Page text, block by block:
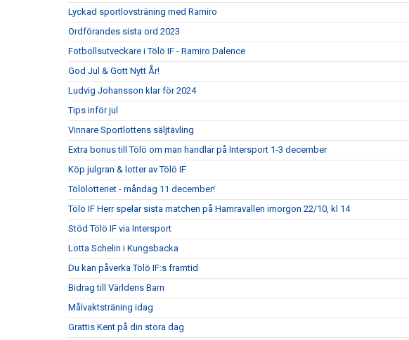
Lyckad sportlovsträning med Ramiro
Ordförandes sista ord 2023
Fotbollsutveckare i Tölö IF - Ramiro Dalence
God Jul & Gott Nytt År!
Ludvig Johansson klar för 2024
Tips inför jul
Vinnare Sportlottens säljtävling
Extra bonus till Tölö om man handlar på Intersport 1-3 december
Köp julgran & lotter av Tölö IF
Tölölotteriet - måndag 11 december!
Tölö IF Herr spelar sista matchen på Hamravallen imorgon 22/10, kl 14
Stöd Tölö IF via Intersport
Lotta Schelin i Kungsbacka
Du kan påverka Tölö IF:s framtid
Bidrag till Världens Barn
Målvaktsträning idag
Grattis Kent på din stora dag